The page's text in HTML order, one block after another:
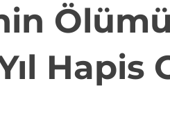
Hapis